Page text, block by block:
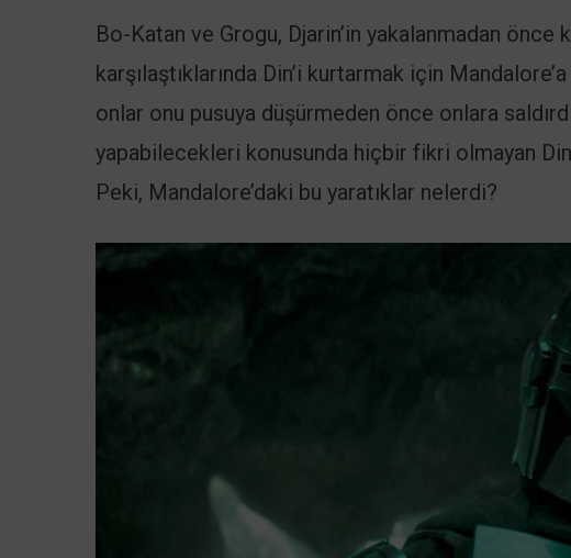
Bo-Katan ve Grogu, Djarin’in yakalanmadan önce
karşılaştıklarında Din’i kurtarmak için
onlar onu pusuya düşürmeden önce onlara
yapabilecekleri konusunda hiçbir fikri olmayan
Peki, Mandalore’daki bu yaratıklar nelerdi?